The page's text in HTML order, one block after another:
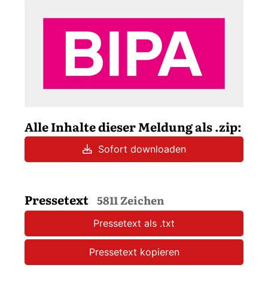
Alle Inhalte dieser Meldung als .zip:
Sofort downloaden
Pressetext 5811 Zeichen
Pressetext als .txt
Pressetext kopieren